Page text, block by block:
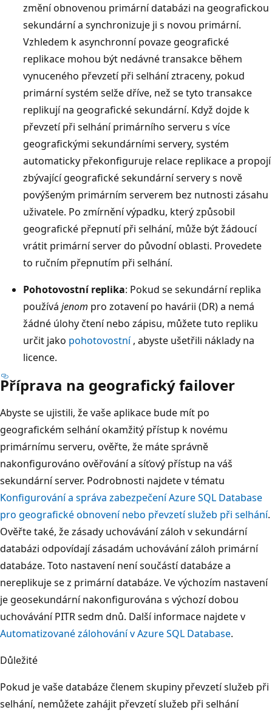
změní obnovenou primární databázi na geografickou
sekundární a synchronizuje ji s novou primární.
Vzhledem k asynchronní povaze geografické
replikace mohou být nedávné transakce během
vynuceného převzetí při selhání ztraceny, pokud
primární systém selže dříve, než se tyto transakce
replikují na geografické sekundární. Když dojde k
převzetí při selhání primárního serveru s více
geografickými sekundárními servery, systém
automaticky překonfiguruje relace replikace a propojí
zbývající geografické sekundární servery s nově
povýšeným primárním serverem bez nutnosti zásahu
uživatele. Po zmírnění výpadku, který způsobil
geografické přepnutí při selhání, může být žádoucí
vrátit primární server do původní oblasti. Provedete
to ručním přepnutím při selhání.
Pohotovostní replika: Pokud se sekundární replika
používá jenom pro zotavení po havárii (DR) a nemá
žádné úlohy čtení nebo zápisu, můžete tuto repliku
určit jako pohotovostní, abyste ušetřili náklady na
licence.
Příprava na geografický failover
Abyste se ujistili, že vaše aplikace bude mít po
geografickém selhání okamžitý přístup k novému
primárnímu serveru, ověřte, že máte správně
nakonfigurováno ověřování a síťový přístup na váš
sekundární server. Podrobnosti najdete v tématu
Konfigurování a správa zabezpečení Azure SQL Database
pro geografické obnovení nebo převzetí služeb při selhání.
Ověřte také, že zásady uchovávání záloh v sekundární
databázi odpovídají zásadám uchovávání záloh primární
databáze. Toto nastavení není součástí databáze a
nereplikuje se z primární databáze. Ve výchozím nastavení
je geosekundární nakonfigurována s výchozí dobou
uchovávání PITR sedm dnů. Další informace najdete v
Automatizované zálohování v Azure SQL Database.
Důležité
Pokud je vaše databáze členem skupiny převzetí služeb při
selhání, nemůžete zahájit převzetí služeb při selhání